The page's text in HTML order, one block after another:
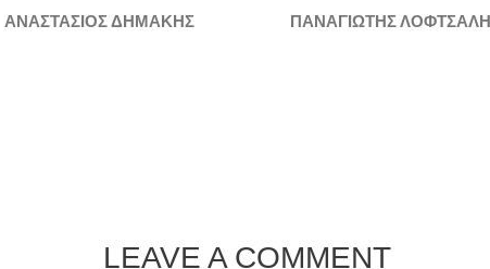
ΑΝΑΣΤΑΣΙΟΣ ΔΗΜΑΚΗΣ ΠΑΝΑΓΙΩΤΗΣ
LEAVE A COMMENT